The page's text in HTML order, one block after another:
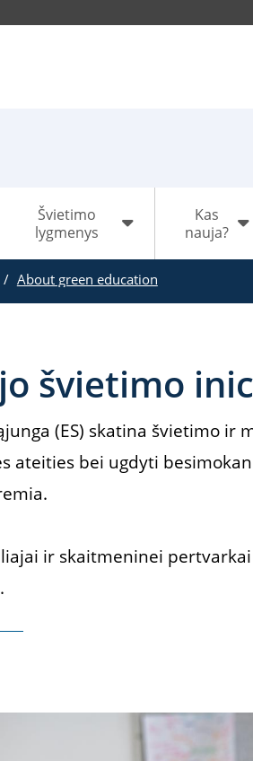
Švietimo
lygmenys
Kas
nauja?
About green education
švietimo
(ES) skatina švietimo
ateities bei ugdyti
ir skaitmeninei